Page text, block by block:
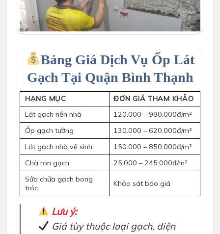
Bảng Giá Dịch Vụ Ốp Lát
Gạch Tại Quận Bình Thạnh
HẠNG MỤC
ĐƠN GIÁ THAM KHẢO
Lát gạch nền nhà
120.000 – 980.000đ/m²
Ốp gạch tường
130.000 – 620.000đ/m²
Lát gạch nhà vệ sinh
150.000 – 850.000đ/m²
Chà ron gạch
25.000 – 245.000đ/m²
Sửa chữa gạch bong
tróc
Khảo sát báo giá
Lưu ý:
Giá tùy thuộc loại gạch, diện